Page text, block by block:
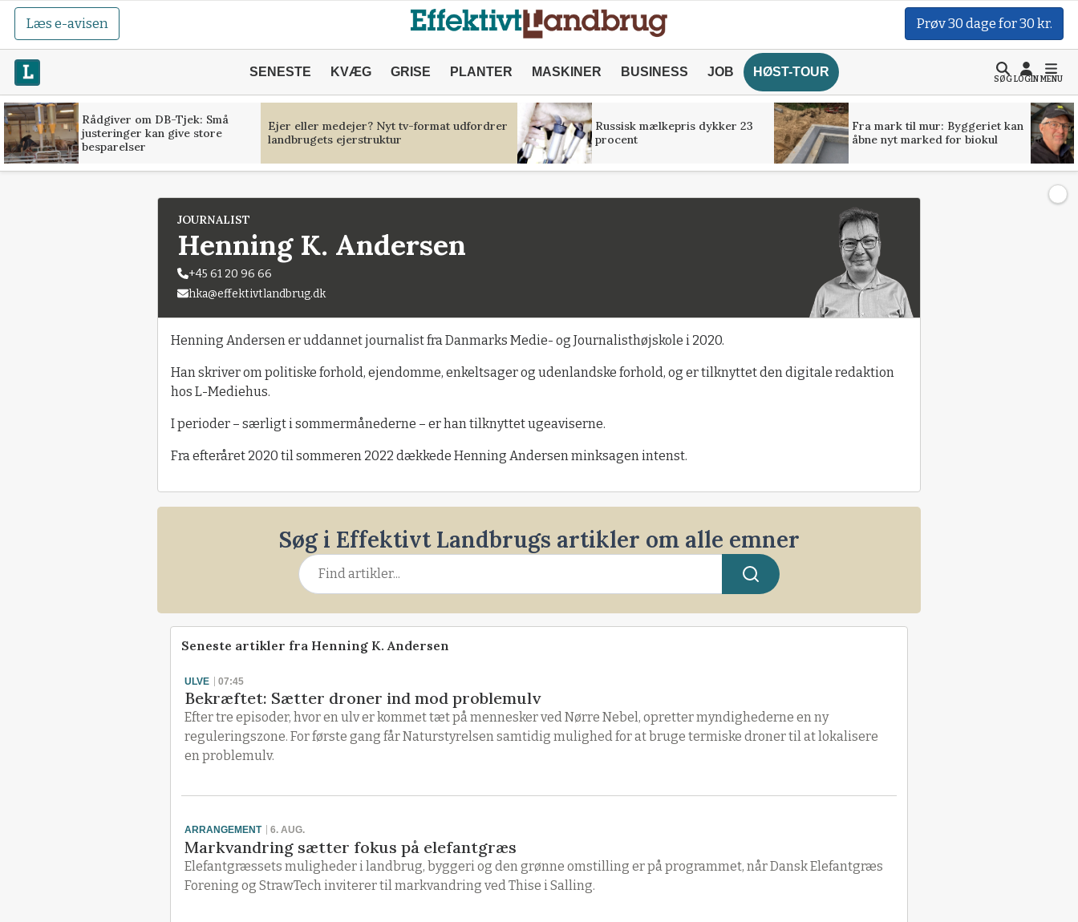
Læs e-avisen Prøv 30 dage for 30 kr.
SENESTE KVÆG GRISE PLANTER MASKINER BUSINESS JOB HØST-TOUR
SØGLOGINMENU
Rådgiver om DB-Tjek: Små
justeringer kan give store
besparelser
Ejer eller medejer? Nyt tv-format udfordrer
landbrugets ejerstruktur
Russisk mælkepris dykker 23
procent
Fra mark til mur: Byggeriet kan
åbne nyt marked for biokul
JOURNALIST
Henning K. Andersen
+45 61 20 96 66
hka@effektivtlandbrug.dk
Henning Andersen er uddannet journalist fra Danmarks Medie- og Journalisthøjskole i 2020.
Han skriver om politiske forhold, ejendomme, enkeltsager og udenlandske forhold, og er tilknyttet den digitale redaktion
hos L-Mediehus.
I perioder – særligt i sommermånederne – er han tilknyttet ugeaviserne.
Fra efteråret 2020 til sommeren 2022 dækkede Henning Andersen minksagen intenst.
Søg i Effektivt Landbrugs artikler om alle emner
Seneste artikler fra Henning K. Andersen
ULVE 07:45
Bekræftet: Sætter droner ind mod problemulv
Efter tre episoder, hvor en ulv er kommet tæt på mennesker ved Nørre Nebel, opretter myndighederne en ny
reguleringszone. For første gang får Naturstyrelsen samtidig mulighed for at bruge termiske droner til at lokalisere
en problemulv.
ARRANGEMENT 6. AUG.
Markvandring sætter fokus på elefantgræs
Elefantgræssets muligheder i landbrug, byggeri og den grønne omstilling er på programmet, når Dansk Elefantgræs
Forening og StrawTech inviterer til markvandring ved Thise i Salling.